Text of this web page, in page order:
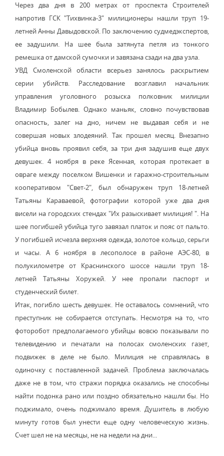
Через два дня в 200 метрах от проспекта Строителей
напротив ГСК "Тихвинка-3" милиционеры нашли труп 19-
летней Анны Давыдовской. По заключению судмедэкспертов,
ее задушили. На шее была затянута петля из тонкого
ремешка от дамской сумочки и завязана сзади на два узла.
УВД Смоленской области всерьез занялось раскрытием
серии убийств. Расследование возглавил начальник
управления уголовного розыска полковник милиции
Владимир Бобылев. Однако маньяк, словно почувствовав
опасность, залег на дно, ничем не выдавая себя и не
совершая новых злодеяний. Так прошел месяц. Внезапно
убийца вновь проявил себя, за три дня задушив еще двух
девушек. 4 ноября в реке Ясенная, которая протекает в
овраге между поселком Вишенки и гаражно-строительным
кооперативом "Свет-2", был обнаружен труп 18-летней
Татьяны Караваевой, фотографии которой уже два дня
висели на городских стендах "Их разыскивает милиция! ". На
шее погибшей убийца туго завязал платок и пояс от пальто.
У погибшей исчезла верхняя одежда, золотое кольцо, серьги
и часы. А 6 ноября в лесополосе в районе АЭС-80, в
полукилометре от Краснинского шоссе нашли труп 18-
летней Татьяны Хоружей. У нее пропали паспорт и
студенческий билет.
Итак, погибло шесть девушек. Не оставалось сомнений, что
преступник не собирается отступать. Несмотря на то, что
фоторобот предполагаемого убийцы вовсю показывали по
телевидению и печатали на полосах смоленских газет,
подвижек в деле не было. Милиция не справлялась в
одиночку с поставленной задачей. Проблема заключалась
даже не в том, что стражи порядка оказались не способны
найти подонка рано или поздно обязательно нашли бы. Но
поджимало, очень поджимало время. Душитель в любую
минуту готов был унести еще одну человеческую жизнь.
Счет шел не на месяцы, не на недели на дни...